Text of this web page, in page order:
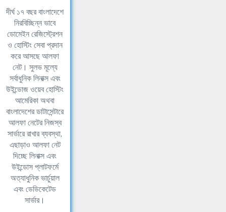
দীর্ঘ ১৭ বছর বাংলাদেশে
নিরবিচ্ছিন্ন ভাবে
ডোমেইন রেজিস্ট্রেশন
ও হোস্টিং সেবা প্রদান
করে আসছে আলফা
নেট। সুলভ মূল্যে
সর্বাধুনিক লিনাক্স এবং
উইন্ডোজ ওয়েব হোস্টিং
আমেরিকা অথবা
বাংলাদেশের ডাটাসেন্টারে
আলফা নেটের নিজস্ব
সার্ভারে রাখার ব্যবস্থা,
এছাড়াও আলফা নেট
দিচ্ছে লিনাক্স এবং
উইন্ডোস প্লাটফর্মে
অত্যাধুনিক ভার্চুয়াল
এবং ডেডিকেটেড
সার্ভার।